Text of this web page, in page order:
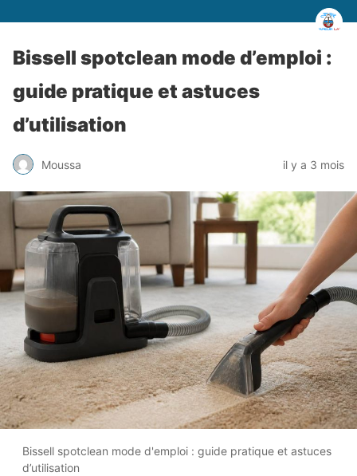
Bissell spotclean mode d’emploi :
guide pratique et astuces
d’utilisation
Moussa il y a 3 mois
Bissell spotclean mode d'emploi : guide pratique et astuces
d’utilisation